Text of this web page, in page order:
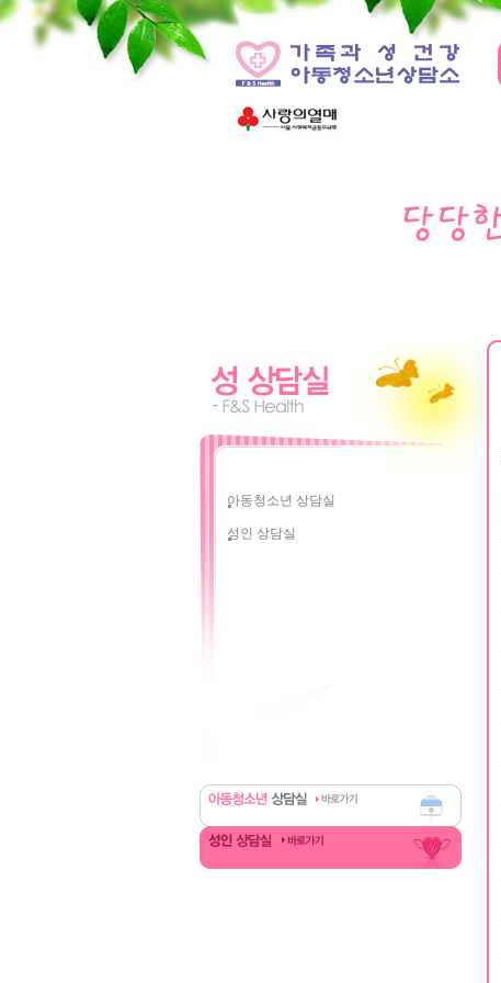
아동청소년 상담실
성인 상담실